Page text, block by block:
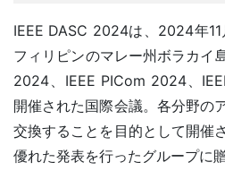
IEEE DASC 2024は、2024年11
フィリピンのマレー州ボラカイ
2024、IEEE PICom 2024、
開催された国際会議。各分野の
交換することを目的として開催
優れた発表を行ったグループに